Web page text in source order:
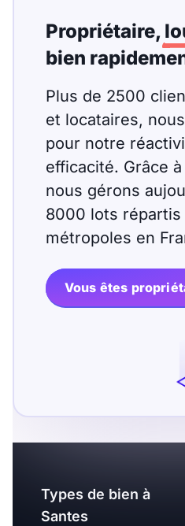
€
Nombre de pièces
Studio T1 T1 bis
T3 T4 T5
T7 T8 T9
T11 T12
T14 T15
Nombre de chambres
Propriétaire,
bien
Plus de 2500
et locataires,
pour notre
efficacité. Grâce
nous gérons
8000 lots
métropoles en
Vous êtes
Types de bien à
Santes